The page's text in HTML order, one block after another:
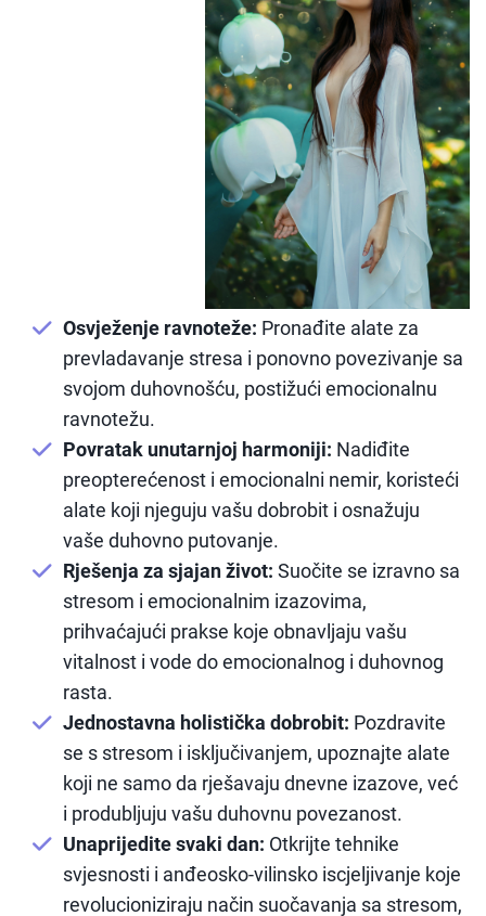
Osvježenje ravnoteže: Pronađite alate za
prevladavanje stresa i ponovno povezivanje sa
svojom duhovnošću, postižući emocionalnu
ravnotežu.
Povratak unutarnjoj harmoniji: Nadiđite
preopterećenost i emocionalni nemir, koristeći
alate koji njeguju vašu dobrobit i osnažuju
vaše duhovno putovanje.
Rješenja za sjajan život: Suočite se izravno sa
stresom i emocionalnim izazovima,
prihvaćajući prakse koje obnavljaju vašu
vitalnost i vode do emocionalnog i duhovnog
rasta.
Jednostavna holistička dobrobit: Pozdravite
se s stresom i isključivanjem, upoznajte alate
koji ne samo da rješavaju dnevne izazove, već
i produbljuju vašu duhovnu povezanost.
Unaprijedite svaki dan: Otkrijte tehnike
svjesnosti i anđeosko-vilinsko iscjeljivanje koje
revolucioniziraju način suočavanja sa stresom,